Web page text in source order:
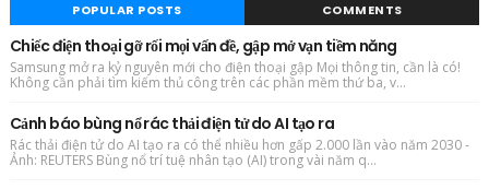
POPULAR POSTS COMMENTS
Chiếc điện thoại gỡ rối mọi vấn đề, gập mở vạn tiềm năng
Samsung mở ra kỷ nguyên mới cho điện thoại gập Mọi thông tin, cần là có!
Không cần phải tìm kiếm thủ công trên các phần mềm thứ ba, v...
Cảnh báo bùng nổ rác thải điện tử do AI tạo ra
Rác thải điện tử do AI tạo ra có thể nhiều hơn gấp 2.000 lần vào năm 2030 -
Ảnh: REUTERS Bùng nổ trí tuệ nhân tạo (AI) trong vài năm q...